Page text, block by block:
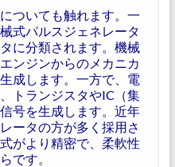
ついても触れます。一
式パルスジェネレータ
に分類されます。機械
ンジンからのメカニカ
成します。一方で、電
トランジスタやIC（集
号を生成します。近年
ータの方が多く採用さ
がより精密で、柔軟性
です。